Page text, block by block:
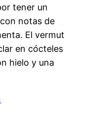
tener un
notas de
El vermut
en cócteles
hielo y una